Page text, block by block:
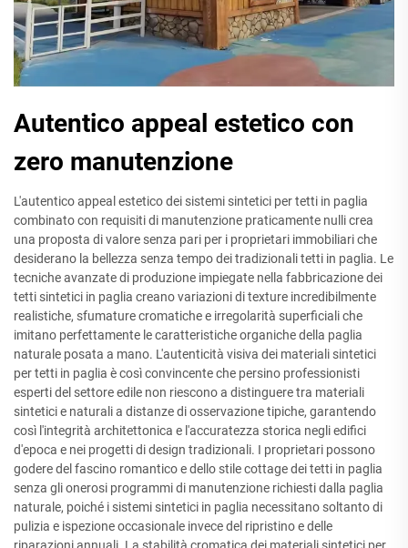
Autentico appeal estetico con
zero manutenzione
L'autentico appeal estetico dei sistemi sintetici per tetti in paglia
combinato con requisiti di manutenzione praticamente nulli crea
una proposta di valore senza pari per i proprietari immobiliari che
desiderano la bellezza senza tempo dei tradizionali tetti in paglia. Le
tecniche avanzate di produzione impiegate nella fabbricazione dei
tetti sintetici in paglia creano variazioni di texture incredibilmente
realistiche, sfumature cromatiche e irregolarità superficiali che
imitano perfettamente le caratteristiche organiche della paglia
naturale posata a mano. L'autenticità visiva dei materiali sintetici
per tetti in paglia è così convincente che persino professionisti
esperti del settore edile non riescono a distinguere tra materiali
sintetici e naturali a distanze di osservazione tipiche, garantendo
così l'integrità architettonica e l'accuratezza storica negli edifici
d'epoca e nei progetti di design tradizionali. I proprietari possono
godere del fascino romantico e dello stile cottage dei tetti in paglia
senza gli onerosi programmi di manutenzione richiesti dalla paglia
naturale, poiché i sistemi sintetici in paglia necessitano soltanto di
pulizia e ispezione occasionale invece del ripristino e delle